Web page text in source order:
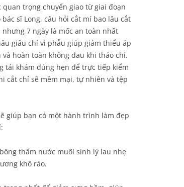
trọng chuyển giao từ giai đoạn
sĩ Long, câu hỏi cắt mí bao lâu cắt
7 ngày là mốc an toàn nhất
giấu chỉ vi phẫu giúp giảm thiểu áp
hoàn toàn không đau khi tháo chỉ.
tái khám đúng hẹn để trực tiếp kiểm
cắt chỉ sẽ mềm mại, tự nhiên và tệp
giúp bạn có một hành trình làm đẹp
thấm nước muối sinh lý lau nhẹ
khô ráo.